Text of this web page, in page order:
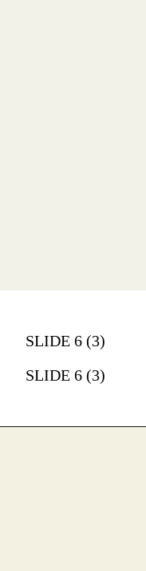
SLIDE 6 (3)
SLIDE 6 (3)